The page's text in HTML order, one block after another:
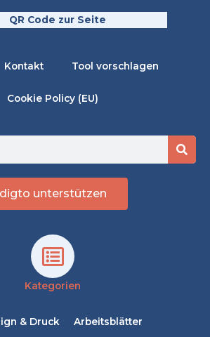
QR Code zur Seite
Kontakt Tool vorschlagen
Cookie Policy (EU)
digto unterstützen
Kategorien
& Druck Arbeitsblätter